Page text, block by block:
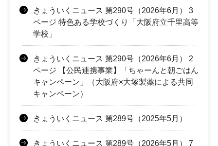
きょういくニュース 第290号（2026年6月） 3
ページ 特色ある学校づくり「大阪府立千里高等
学校」
きょういくニュース 第290号（2026年6月） 2
ページ 【公民連携事業】「ちゃーんと朝ごはん
キャンペーン」（大阪府×大塚製薬による共同
キャンペーン）
きょういくニュース 第289号（2025年5月）
きょういくニュース 第289号（2026年5月） 7